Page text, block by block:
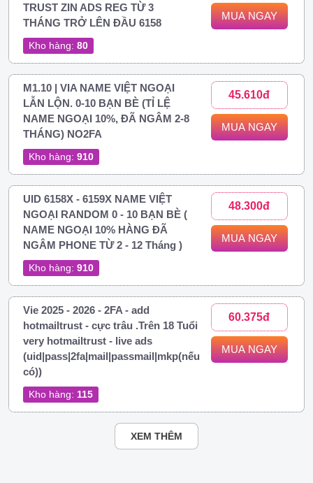
TRUST ZIN ADS REG TỪ 3
THÁNG TRỞ LÊN ĐẦU 6158
Kho hàng: 80
MUA NGAY
M1.10 | VIA NAME VIỆT NGOẠI
LẪN LỘN. 0-10 BẠN BÈ (TỈ LỆ
NAME NGOẠI 10%, ĐÃ NGÂM 2-8
THÁNG) NO2FA
Kho hàng: 910
45.610đ
MUA NGAY
UID 6158X - 6159X NAME VIỆT
NGOẠI RANDOM 0 - 10 BẠN BÈ (
NAME NGOẠI 10% HÀNG ĐÃ
NGÂM PHONE TỪ 2 - 12 Tháng )
Kho hàng: 910
48.300đ
MUA NGAY
Vie 2025 - 2026 - 2FA - add
hotmailtrust - cực trâu .Trên 18 Tuổi
very hotmailtrust - live ads
(uid|pass|2fa|mail|passmail|mkp(nếu
có))
Kho hàng: 115
60.375đ
MUA NGAY
XEM THÊM